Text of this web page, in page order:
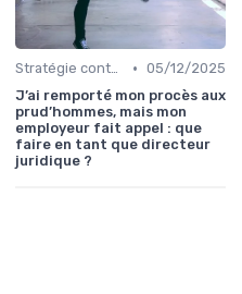
Stratégie contentieuse • 05/12/2025
J’ai remporté mon procès aux
prud’hommes, mais mon
employeur fait appel : que
faire en tant que directeur
juridique ?